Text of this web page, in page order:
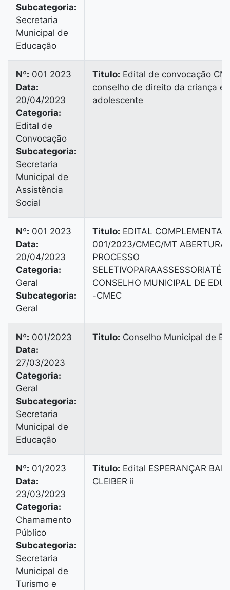
Subcategoria:
Secretaria
Municipal de
Educação
Nº: 001 2023
Data:
20/04/2023
Categoria:
Edital de
Convocação
Subcategoria:
Secretaria
Municipal de
Assistência
Social
Titulo: Edital de convocação
conselho de direito da criança e
adolescente
Nº: 001 2023
Data:
20/04/2023
Categoria:
Geral
Subcategoria:
Geral
Titulo: EDITAL COMPLEMENTAR
001/2023/CMEC/MT ABERTURA
PROCESSO
CONSELHO MUNICIPAL DE
-CMEC
Nº: 001/2023
Data:
27/03/2023
Categoria:
Geral
Subcategoria:
Secretaria
Municipal de
Educação
Titulo: Conselho Municipal de
Nº: 01/2023
Data:
23/03/2023
Categoria:
Chamamento
Público
Subcategoria:
Secretaria
Municipal de
Turismo e
Titulo: Edital ESPERANÇAR
CLEIBER ii